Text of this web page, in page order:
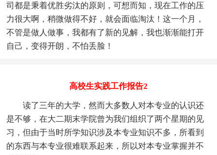
司都是秉着优胜劣汰的原则，可想而知，现在工作的压
力很大啊，稍微做得不好，就会面临淘汰！这一个月，
不管是做人做事，我都有了新的见解，我也渐渐能打开
自己，变得开朗，不怕丢脸！
高校生实践工作报告2
读了三年的大学，然而大多数人对本专业的认识还
是不够，在大二期末学院曾为我们组织了两个星期的见
习，但由于当时所学知识涉及本专业知识不多，所看到
的东西与本专业很难联系起来，所以对本专业掌握并不